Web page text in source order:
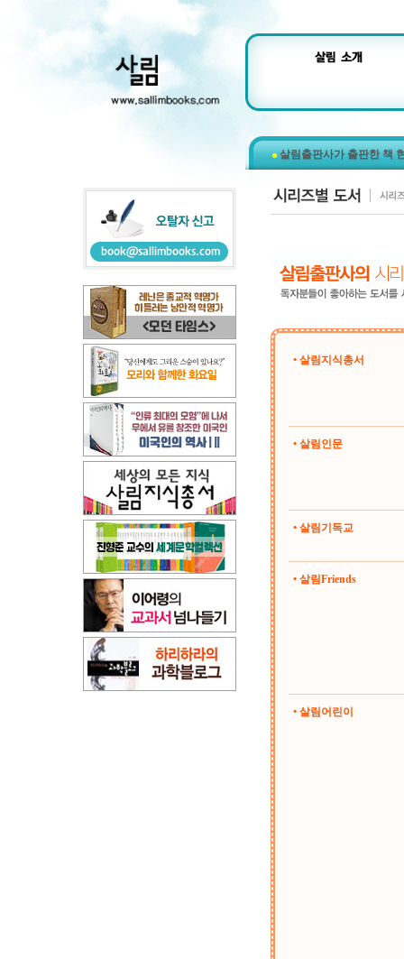
살림출판사가 출판한 책
• 살림지식총서
• 살림인문
• 살림기독교
• 살림Friends
• 살림어린이